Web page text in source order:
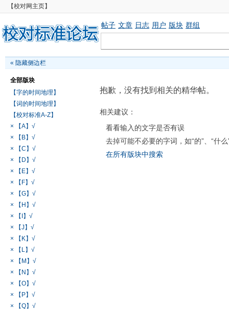
【校对网主页】
帖子 文章 日志 用户 版块 群组
« 隐藏侧边栏
全部版块
【字的时间地理】
【词的时间地理】
【校对标准A-Z】
× 【A】√
× 【B】√
× 【C】√
× 【D】√
× 【E】√
× 【F】√
× 【G】√
× 【H】√
× 【I】√
× 【J】√
× 【K】√
× 【L】√
× 【M】√
× 【N】√
× 【O】√
× 【P】√
× 【Q】√
抱歉，没有找到相关的精华帖。
相关建议：
看看输入的文字是否有误
去掉可能不必要的字词，如“的”、“什么
在所有版块中搜索